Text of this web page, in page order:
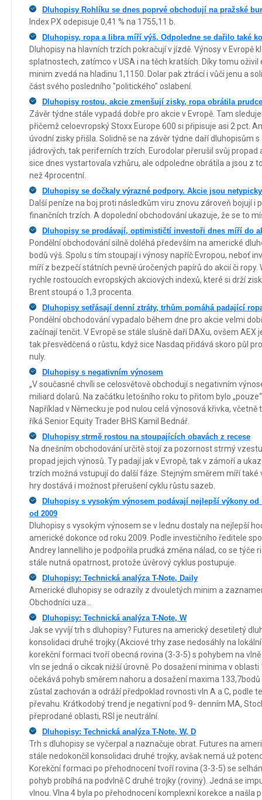
Dluhopisy Rohlíku se dnes poprvé obchodují na pražské
Index PX odepisuje 0,41 % na 1755,11 b.
Dluhopisy, ropa a libra míří výš. Odpoledne se dařilo také
Dluhopisy na hlavních trzích pokračují v jízdě. Výnosy v Evropě
splatnostech, zatímco v USA i na těch kratších. Díky tomu
minim zvedá na hladinu 1,1150. Dolar pak ztrácí i vůči jenu a
část svého posledního "politického" oslabení.
Dluhopisy rostou, akcie zmenšují zisky, ropa obrátila
Závěr týdne stále vypadá dobře pro akcie v Evropě. Tam
přičemž celoevropský Stoxx Europe 600 si připisuje asi 2 pct.
úvodní zisky přišla. Solidně se na závěr týdne daří dluhopisům
jádrových, tak periferních trzích. Eurodolar přerušil svůj propad
sice dnes vystartovala vzhůru, ale odpoledne obrátila a jsou z
než 4procentní.
Dluhopisy se dočkaly výrazné podpory. Akcie jsou
Další peníze na boj proti následkům viru znovu zároveň bojují i
finančních trzích. A dopolední obchodování ukazuje, že se to
Dluhopisy se prodávají, optimističtí investoři dnes míří do
Pondělní obchodování silně doléhá především na americké
bodů výš. Spolu s tím stoupají i výnosy napříč Evropou, neboť
míří z bezpečí státních pevně úročených papírů do akcií či
rychle rostoucích evropských akciových indexů, které si drží
Brent stoupá o 1,3 procenta.
Dluhopisy setřásají denní ztráty, trhům pomáhá padající
Pondělní obchodování vypadalo během dne pro akcie velmi
začínají tenčit. V Evropě se stále slušně daří DAXu, ovšem AEX
tak přesvědčená o růstu, když sice Nasdaq přidává skoro půl
nuly.
Dluhopisy s negativním výnosem
„V současné chvíli se celosvětově obchodují s negativním
miliard dolarů. Na začátku letošního roku to přitom bylo
Například v Německu je pod nulou celá výnosová křivka,
říká Senior Equity Trader BHS Kamil Bednář.
Dluhopisy strmě rostou na stoupajících obavách z recese
Na dnešním obchodování určitě stojí za pozornost strmý
propad jejich výnosů. Ty padají jak v Evropě, tak v zámoří a
trzích možná vstupují do další fáze. Stejným směrem míří také
hry dostává i možnost přerušení cyklu růstu sazeb.
Dluhopisy s vysokým výnosem podávají nejlepší výkony od
od 2009
Dluhopisy s vysokým výnosem se v lednu dostaly na nejlepší
americké dokonce od roku 2009. Podle investičního ředitele
Andrey Iannelliho je podpořila prudká změna nálad, co se týče
stále nutná opatrnost, protože úvěrový cyklus postupuje.
Dluhopisy: Technická analýza T-Note, Daily
Americké dluhopisy se odrazily z dvouletých minim a
Obchodníci uza...
Dluhopisy: Technická analýza T-Note, W
Jak se vyvíjí trh s dluhopisy? Futures na americký desetiletý
konsolidaci druhé trojky.(Akciové trhy zase nedosáhly na
korekční formaci tvoří obecná rovina (3-3-5) s pohybem na
vln se jedná o cikcak nižší úrovně. Po dosažení minima v
očekává pohyb směrem nahoru a dosažení maxima
zůstal zachován a odráží předpoklad rovnosti vln A a C, podle
převahu. Krátkodobý trend je negativní pod 9- denním MA,
přeprodané oblasti, RSI je neutrální.
Dluhopisy: Technická analýza T-Note, W, D
Trh s dluhopisy se vyčerpal a naznačuje obrat. Futures na
stále nedokončil konsolidaci druhé trojky, avšak nemá už
Korekční formaci po přehodnocení tvoří rovina (3-3-5) se
pohyb probíhá na podvlně C druhé trojky (roviny). Jedná se
vlnou. Vlna 4 byla po přehodnocení komplexní korekce a našla